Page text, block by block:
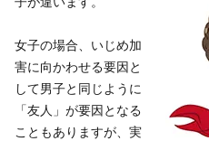
女子の場合、いじめ加
害に向かわせる要因と
して男子と同じように
「友人」が要因となる
こともありますが、実